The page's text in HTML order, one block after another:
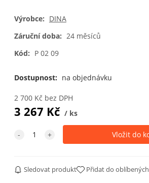
Výrobce: DINA
Záruční doba: 24 měsíců
Kód: P 02 09
Dostupnost: na objednávku
2 700Kč bez DPH
3 267 Kč ks
Sledovat produkt Přidat do oblíbených